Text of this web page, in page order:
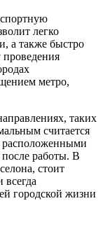
легко
а также быстро
проведения
метро,
таких
считается
расположенными
работы. В
стоит
городской жизни